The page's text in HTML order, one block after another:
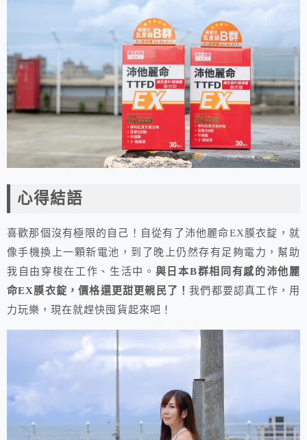
心得結語
喜歡那個沒有極限的自己！自從有了沛他麗命EX膜衣錠，就
像手機換上一顆新電池，到了晚上仍然存有足夠電力，幫助
我自由穿梭在工作、生活中。 與日本B群相同有感的沛他麗
命EX膜衣錠，價格還更甜更親民了！我們都要認真工作，用
力玩樂，現在就趕快囤貨起來吧！